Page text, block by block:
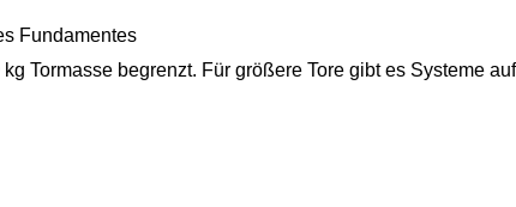
Fundamentes
Tormasse begrenzt. Für größere Tore gibt es Systeme auf